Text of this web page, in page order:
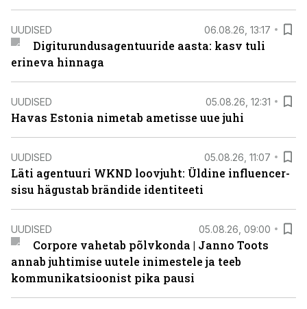
UUDISED 06.08.26, 13:17
Digiturundusagentuuride aasta: kasv tuli
erineva hinnaga
UUDISED 05.08.26, 12:31
Havas Estonia nimetab ametisse uue juhi
UUDISED 05.08.26, 11:07
Läti agentuuri WKND loovjuht: Üldine influencer-
sisu hägustab brändide identiteeti
UUDISED 05.08.26, 09:00
Corpore vahetab põlvkonda | Janno Toots
annab juhtimise uutele inimestele ja teeb
kommunikatsioonist pika pausi